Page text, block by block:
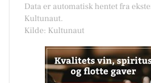
Data er automatisk hentet fra
Kultunaut.
Kilde: Kultunaut